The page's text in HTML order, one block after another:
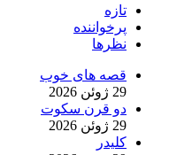
تازه
پرخواننده
نظرها
قصه های خوب
29 ژوئن 2026
دو قرن سکوت
29 ژوئن 2026
کلیدر